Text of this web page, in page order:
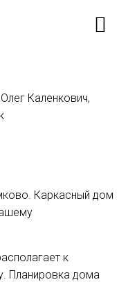
Каленкович,
Каркасный дом
к
Планировка дома